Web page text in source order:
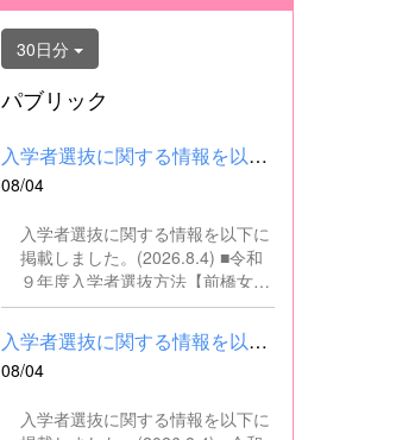
30日分
パブリック
入学者選抜に関する情報を以下に掲載しました。(2026.8.4) ■令和...
08/04
入学者選抜に関する情報を以下に
掲載しました。(2026.8.4) ■令和
９年度入学者選抜方法【前橋女子
高校】pdf はこちら ■群馬県教育
委員会webサイト 高校入試に関
するページはこちら
入学者選抜に関する情報を以下に掲載しました。(2026.8.4) ■令和...
08/04
入学者選抜に関する情報を以下に